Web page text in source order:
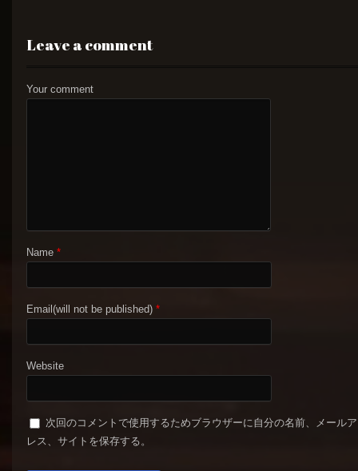
Leave a comment
Your comment
Name *
Email(will not be published) *
Website
次回のコメントで使用するためブラウザーに自分の名前、メール
レス、サイトを保存する。